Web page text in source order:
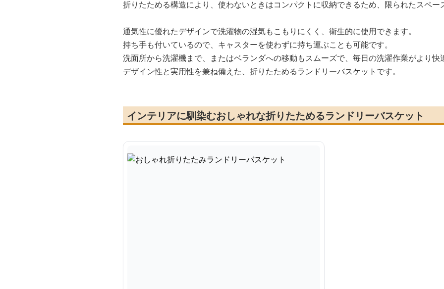
折りたためる構造により、使わないときはコンパクトに収納できるため、限られたスペー
通気性に優れたデザインで洗濯物の湿気もこもりにくく、衛生的に使用できます。
持ち手も付いているので、キャスターを使わずに持ち運ぶことも可能です。
洗面所から洗濯機まで、またはベランダへの移動もスムーズで、毎日の洗濯作業がより快
デザイン性と実用性を兼ね備えた、折りたためるランドリーバスケットです。
インテリアに馴染むおしゃれな折りたためるランドリーバスケット